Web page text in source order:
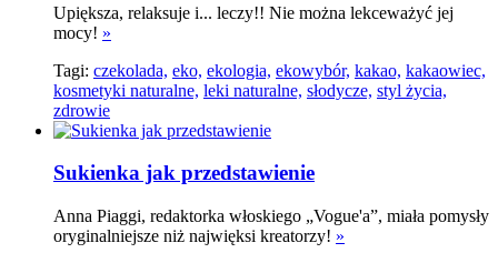
Upiększa, relaksuje i... leczy!! Nie można lekceważyć jej
mocy! »
Tagi: czekolada, eko, ekologia, ekowybór, kakao, kakaowiec,
kosmetyki naturalne, leki naturalne, słodycze, styl życia,
zdrowie
Sukienka jak przedstawienie
Anna Piaggi, redaktorka włoskiego „Vogue'a”, miała pomysły
oryginalniejsze niż najwięksi kreatorzy! »